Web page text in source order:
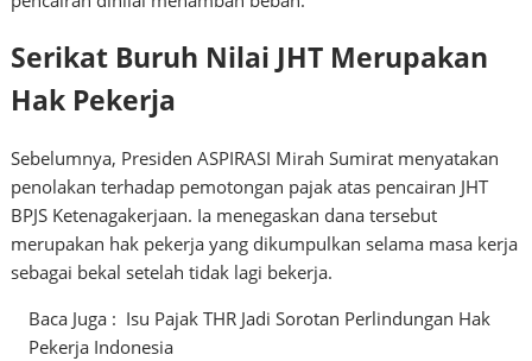
Serikat Buruh Nilai JHT Merupakan
Hak Pekerja
Sebelumnya, Presiden ASPIRASI Mirah Sumirat menyatakan
penolakan terhadap pemotongan pajak atas pencairan JHT
BPJS Ketenagakerjaan. Ia menegaskan dana tersebut
merupakan hak pekerja yang dikumpulkan selama masa kerja
sebagai bekal setelah tidak lagi bekerja.
Baca Juga : Isu Pajak THR Jadi Sorotan Perlindungan Hak
Pekerja Indonesia